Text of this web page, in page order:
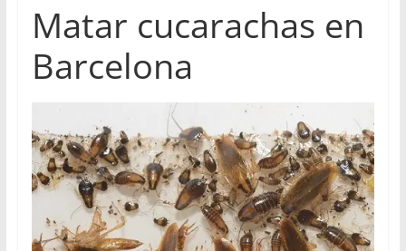
Matar cucarachas en
Barcelona